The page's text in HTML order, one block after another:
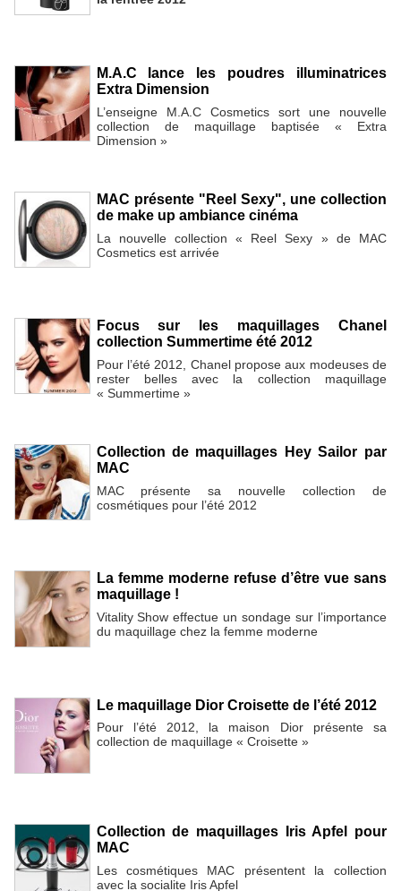
M.A.C lance les poudres illuminatrices
Extra Dimension
L’enseigne M.A.C Cosmetics sort une nouvelle
collection de maquillage baptisée « Extra
Dimension »
MAC présente "Reel Sexy", une collection
de make up ambiance cinéma
La nouvelle collection « Reel Sexy » de MAC
Cosmetics est arrivée
Focus sur les maquillages Chanel
collection Summertime été 2012
Pour l’été 2012, Chanel propose aux modeuses de
rester belles avec la collection maquillage
« Summertime »
Collection de maquillages Hey Sailor par
MAC
MAC présente sa nouvelle collection de
cosmétiques pour l’été 2012
La femme moderne refuse d’être vue sans
maquillage !
Vitality Show effectue un sondage sur l’importance
du maquillage chez la femme moderne
Le maquillage Dior Croisette de l’été 2012
Pour l’été 2012, la maison Dior présente sa
collection de maquillage « Croisette »
Collection de maquillages Iris Apfel pour
MAC
Les cosmétiques MAC présentent la collection
avec la socialite Iris Apfel